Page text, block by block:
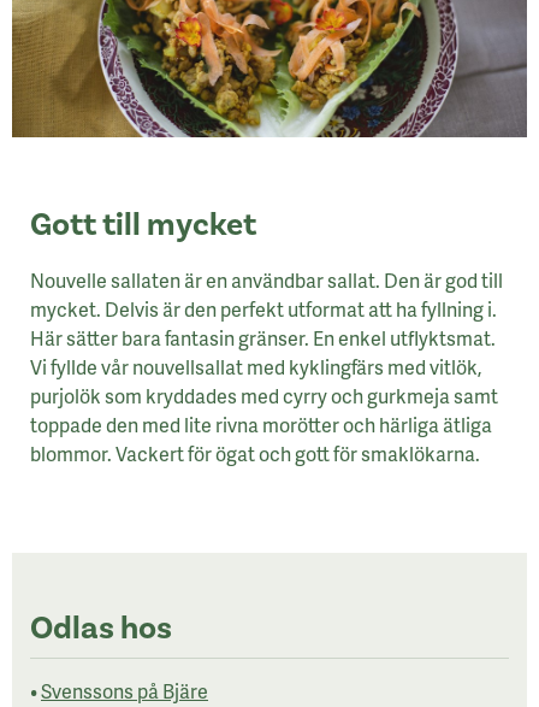
Gott till mycket
Nouvelle sallaten är en användbar sallat. Den är god till
mycket. Delvis är den perfekt utformat att ha fyllning i.
Här sätter bara fantasin gränser. En enkel utflyktsmat.
Vi fyllde vår nouvellsallat med kyklingfärs med vitlök,
purjolök som kryddades med cyrry och gurkmeja samt
toppade den med lite rivna morötter och härliga ätliga
blommor. Vackert för ögat och gott för smaklökarna.
Odlas hos
•Svenssons på Bjäre